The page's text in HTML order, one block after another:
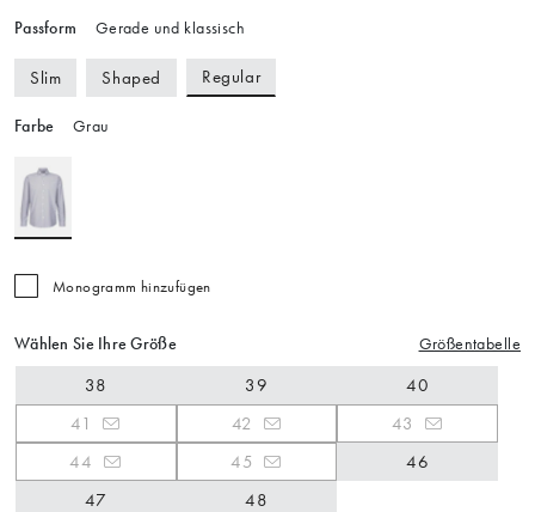
Passform Gerade und klassisch
Slim Shaped Regular
Farbe Grau
Monogramm hinzufügen
Wählen Sie Ihre Größe Größentabelle
38 39
40
41
42
43
44
45
46
47
48